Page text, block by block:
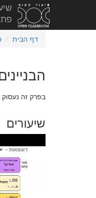
דף הבית
בפרק זה נעסוק
שיעורים